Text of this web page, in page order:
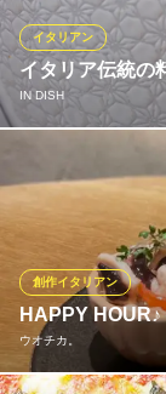
イタリアンレ
イタリアン パ
ＪＲ大阪駅 徒
大阪府大阪市北区
イタリア伝統の
IN DISH
イタリアン
イタリアで経験を
し、日本の豊かな
の真髄は忘れない
そのものを活か
しみください。
IN DISH
イタリアン
大阪メトロ四つ
HAPPY HOUR♪
ウオチカ。
創作イタリアン